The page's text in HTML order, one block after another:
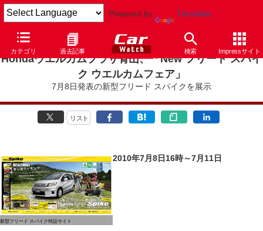
Powered by Translate
カテゴリ 過去記事 検索 Impressサイト
Hondaウエルカムプラザ青山、「New フリード スパイ
ク ウエルカムフェア」
7月8日発表の新型フリード スパイクを展示
リスト
新型フリード スパイク特設サイト
2010年7月8日16時～7月11日